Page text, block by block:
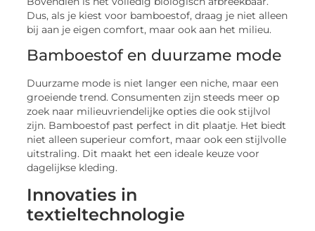
Dus, als je kiest voor bamboestof, draag je niet alleen
bij aan je eigen comfort, maar ook aan het milieu.
Bamboestof en duurzame mode
Duurzame mode is niet langer een niche, maar een
groeiende trend. Consumenten zijn steeds meer op
zoek naar milieuvriendelijke opties die ook stijlvol
zijn. Bamboestof past perfect in dit plaatje. Het biedt
niet alleen superieur comfort, maar ook een stijlvolle
uitstraling. Dit maakt het een ideale keuze voor
dagelijkse kleding.
Innovaties in
textieltechnologie